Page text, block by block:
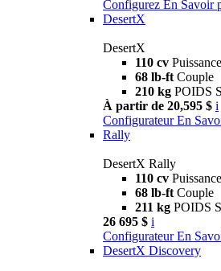
Configurez En Savoir
DesertX
DesertX
110 cv Puissance
68 lb-ft Couple
210 kg POIDS
À partir de 20,595 $ i
Configurateur En
Rally
DesertX Rally
110 cv Puissance
68 lb-ft Couple
211 kg POIDS
26 695 $ i
Configurateur En
DesertX Discovery